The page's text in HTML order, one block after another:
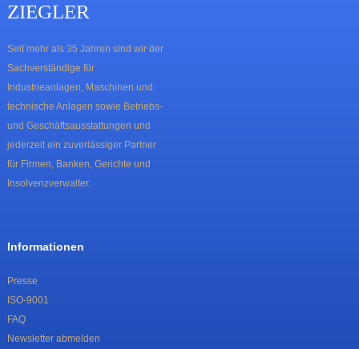
ZIEGLER
Seit mehr als 35 Jahren sind wir der
Sachverständige für
Industrieanlagen, Maschinen und
technische Anlagen sowie Betriebs-
und Geschäftsausstattungen und
jederzeit ein zuverlässiger Partner
für Firmen, Banken, Gerichte und
Insolvenzverwalter.
Informationen
Presse
ISO-9001
FAQ
Newsletter abmelden